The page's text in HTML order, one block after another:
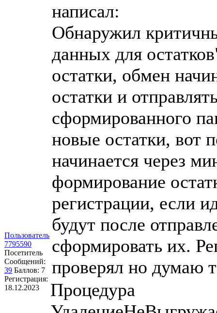
Пользователь
7795590
Посетитель
Сообщений:
39 Баллов: 7
Регистрация:
18.12.2023
написал:
Обнаружил
данных для
остатки, обмен
остатки и
сформированного
новые остатки, вот
начинается через
формирование
регистрации, если
будут после
сформировать их.
проверял но думаю
Процедура